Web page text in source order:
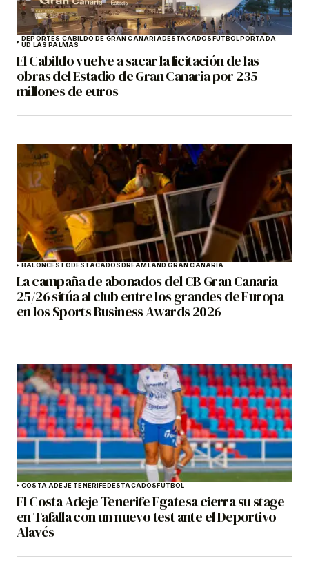
DEPORTES CABILDO DE GRAN CANARIADESTACADOSFÚTBOLPORTADA
UD LAS PALMAS
El Cabildo vuelve a sacar la licitación de las
obras del Estadio de Gran Canaria por 235
millones de euros
BALONCESTODESTACADOSDREAMLAND GRAN CANARIA
La campaña de abonados del CB Gran Canaria
25/26 sitúa al club entre los grandes de Europa
en los Sports Business Awards 2026
COSTA ADEJE TENERIFEDESTACADOSFÚTBOL
El Costa Adeje Tenerife Egatesa cierra su stage
en Tafalla con un nuevo test ante el Deportivo
Alavés